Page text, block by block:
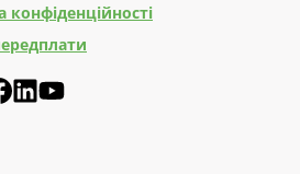
конфіденційності